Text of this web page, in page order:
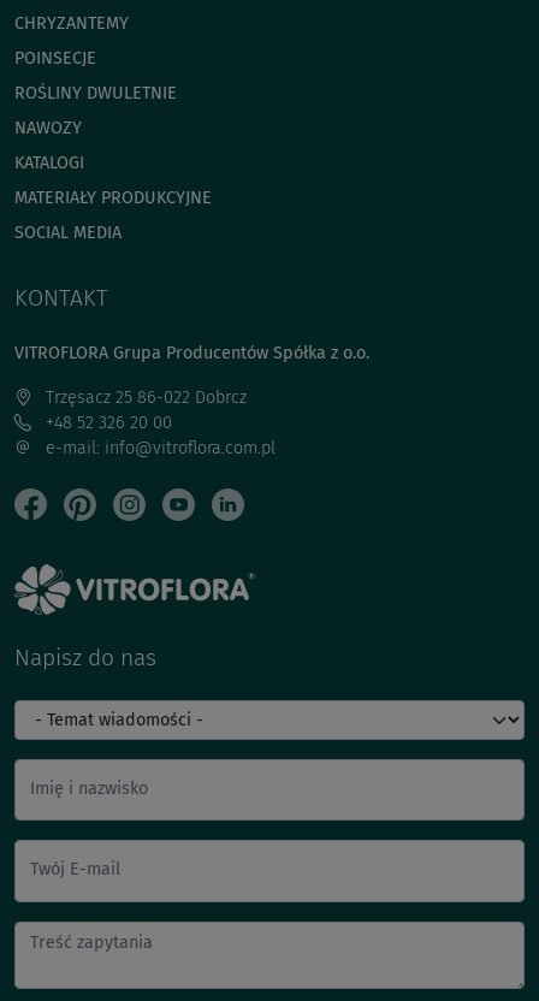
CHRYZANTEMY
POINSECJE
ROŚLINY DWULETNIE
NAWOZY
KATALOGI
MATERIAŁY PRODUKCYJNE
SOCIAL MEDIA
KONTAKT
VITROFLORA Grupa Producentów Spółka z o.o.
Trzęsacz 25 86-022 Dobrcz
+48 52 326 20 00
e-mail: info@vitroflora.com.pl
Napisz do nas
Imię i nazwisko
Twój E-mail